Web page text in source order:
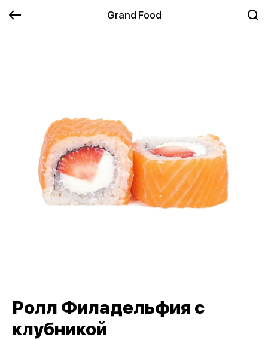
Grand Food
Ролл Филадельфия с
клубникой